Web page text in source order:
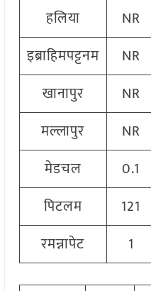
हलिया
NR
इब्राहिमपट्टनम
NR
खानापुर
NR
मल्लापुर
NR
मेडचल
0.1
पिटलम
121
रमन्नापेट
1